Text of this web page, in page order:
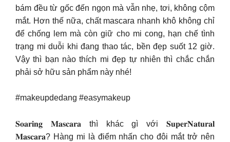
bám đều từ gốc đến ngọn mà vẫn nhẹ, tơi, không cộm
mắt. Hơn thế nữa, chất mascara nhanh khô không chỉ
để chống lem mà còn giữ cho mi cong, hạn chế tình
trạng mi duỗi khi đang thao tác, bền đẹp suốt 12 giờ.
Vậy thì bạn nào thích mi đẹp tự nhiên thì chắc chắn
phải sở hữu sản phẩm này nhé!
#makeupdedang #easymakeup
𝐒𝐨𝐚𝐫𝐢𝐧𝐠 𝐌𝐚𝐬𝐜𝐚𝐫𝐚 thì khác gì với 𝐒𝐮𝐩𝐞𝐫𝐍𝐚𝐭𝐮𝐫𝐚𝐥
𝐌𝐚𝐬𝐜𝐚𝐫𝐚? Hàng mi là điểm nhấn cho đôi mắt trở nên